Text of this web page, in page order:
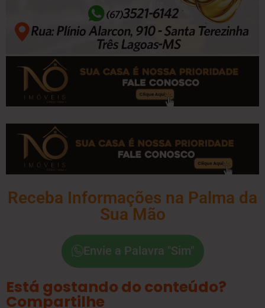
Receba Informações na Palma da
Sua Mão
Envie a Palavra "Sim"
Está gostando do conteúdo?
Compartilhe